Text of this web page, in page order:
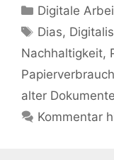
Kategorien
Digitale
Schlagwörter
Dias,
Nachhaltigkeit,
Papierverbrauch
alter Dokumente
Kommentar